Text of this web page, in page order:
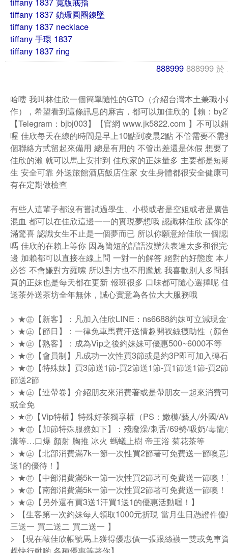
tiffany 1837 鎖環圓圈鍊墜
tiffany 1837 necklace
tiffany 手環 1837
tiffany 1837 ring
888999 888999 於
哈嘍 我叫林佳欣一個簡單隨性的GTO（介紹台灣本土兼職
作），希望看到這條訊息的麻吉，都可以加佳欣的【賴：
【Telegram：bjbj003】【官網 www.jk5822.com 】不可以
喔 佳欣每天在線的時間是早上10點到凌晨2點 不管需要不需
個聯絡方式留起來備用 總是有用的 不管出差還是休假 想要
佳欣的瀨 就可以馬上安排到 佳欣家的正妹量多 主要都是短
生 安全可靠 外送旅館酒店飯店住家 女生身體都很安全健康
有在定期做檢查
有些人這輩子都沒有嘗試過學生、小模或者是空姐或者是廣
混血 都可以在佳欣這邊一一的實現夢想哦 認識林佳欣 讓你
滿驚喜 認識女生不止是一個夢而已 所以你願意給佳欣一個
嗎 佳欣的在賴上等你 因為簡短的話語沒辦法表達太多和很
邊 加賴都可以直接在線上問 一對一的解答 絕對的好態度 本
必答 不會嫌對方羅嗦 所以對方也不用尷尬 我喜歡別人多問
頁的正妹也是每天都在更新 報班很多 口味都可隨心選擇呢
送茶外送茶坊全年無休，誠心實意為各位大大服務哦
> ★㊣【新客】：凡加入佳欣LINE：ns6688約妹可立減現
> ★㊣【節日】：一律免車馬費汗送情趣開衩絲襪助性（顏
> ★㊣【熟客】：成為Vip之後約妹妹可優惠500~6000不等
> ★㊣【會員制】凡成功一次性買3節或是約3P即可加入磚
> ★㊣【特殊妹】買3節送1節-買2節送1節-買1節送1節-買2
節送2節
> ★㊣【連帶卷】介紹朋友來消費著或是帶朋友一起來消費
或全免
> ★㊣【Vip特權】特殊好茶獨享權（PS：嫩模/藝人/外國/
> ★㊣【加節特殊服務如下】：殘廢澡/刺舌/69勢/吸奶/毒龍
溝等…口爆 顏射 胸推 冰火 螞蟻上樹 帝王浴 菊花茶等
> ★㊣【北部消費滿7k一節一次性買2節著可免費送一節噢
送1的優待！】
> ★㊣【中部消費滿5k一節一次性買2節著可免費送一節噢
> ★㊣【南部消費滿5k一節一次性買2節著可免費送一節噢！
> ★㊣【另外還有買3送1汗買1送1的優惠活動喔！】
> 【生客第一次約妹每人領取1000元折現 當月生日憑證件
三送一 買二送二 買二送一 】
> 【現在敲佳欣帳號馬上獲得優惠價一張跟絲襪一雙或免車
趕快行動喲 各種優惠等著你】